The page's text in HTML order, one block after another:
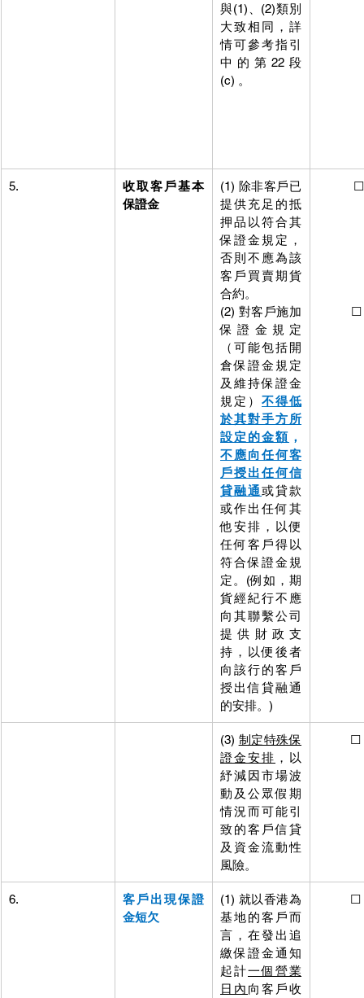
與(1)、(2)類別
大致相同，詳
情可參考指引
中的第22段
(c) 。
5.
收取客戶基本
保證金
(1) 除非客戶已
提供充足的抵
押品以符合其
保證金規定，
否則不應為該
客戶買賣期貨
合約。
(2) 對客戶施加
保證金規定
（可能包括開
倉保證金規定
及維持保證金
規定） 不得低
於其對手方所
設定的金額 ，
不應向任何客
戶授出任何信
貸融通或貸款
或作出任何其
他安排，以便
任何客戶得以
符合保證金規
定。(例如，期
貨經紀行不應
向其聯繫公司
提供財政支
持，以便後者
向該行的客戶
授出信貸融通
的安排。)
☐
☐
(3) 制定特殊保
證金安排 ，以
紓減因市場波
動及公眾假期
情況而可能引
致的客戶信貸
及資金流動性
風險。
          ☐
6.
客戶出現保證
金短欠
(1) 就以香港為
基地的客戶而
言，在發出追
繳保證金通知
起計一個營業
日內 向客戶收